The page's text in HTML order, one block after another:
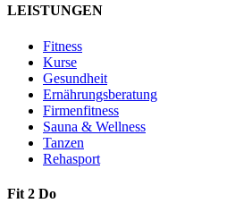
LEISTUNGEN
Fitness
Kurse
Gesundheit
Ernährungsberatung
Firmenfitness
Sauna & Wellness
Tanzen
Rehasport
Fit 2 Do